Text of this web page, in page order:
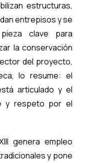
estructuras,
entrepisos y se
clave para
la conservación
del proyecto,
lo resume: el
articulado y el
y respeto por el
genera empleo
y pone